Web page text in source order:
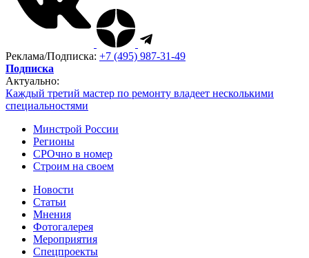
Реклама/Подписка: +7 (495) 987-31-49
Подписка
Актуально:
Каждый третий мастер по ремонту владеет несколькими
специальностями
Минстрой России
Регионы
СРОчно в номер
Строим на своем
Новости
Статьи
Мнения
Фотогалерея
Мероприятия
Спецпроекты